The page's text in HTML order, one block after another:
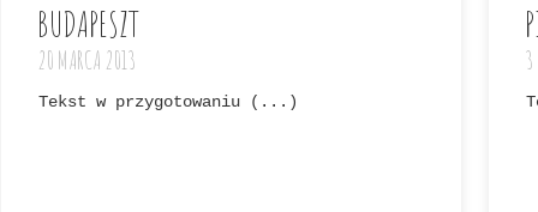
BUDAPESZT
20 MARCA 2013
Tekst w przygotowaniu (...)
3